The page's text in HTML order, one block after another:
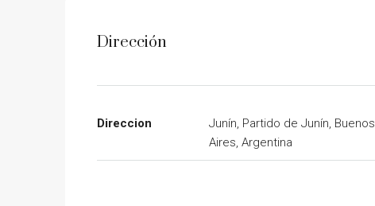
Dirección
Direccion
Junín, Partido de Junín, Buenos
Aires, Argentina